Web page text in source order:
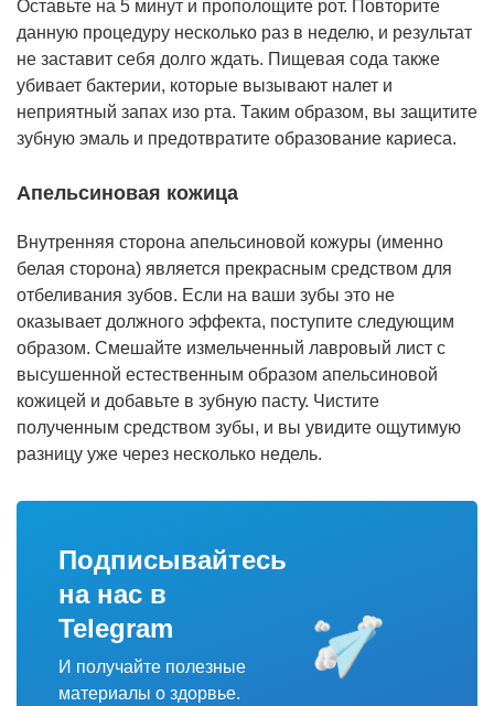
Оставьте на 5 минут и прополощите рот. Повторите
данную процедуру несколько раз в неделю, и результат
не заставит себя долго ждать. Пищевая сода также
убивает бактерии, которые вызывают налет и
неприятный запах изо рта. Таким образом, вы защитите
зубную эмаль и предотвратите образование кариеса.
Апельсиновая кожица
Внутренняя сторона апельсиновой кожуры (именно
белая сторона) является прекрасным средством для
отбеливания зубов. Если на ваши зубы это не
оказывает должного эффекта, поступите следующим
образом. Смешайте измельченный лавровый лист с
высушенной естественным образом апельсиновой
кожицей и добавьте в зубную пасту. Чистите
полученным средством зубы, и вы увидите ощутимую
разницу уже через несколько недель.
Подписывайтесь
на нас в
Telegram
И получайте полезные
материалы о здорвье.